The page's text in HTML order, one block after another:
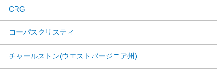
CRG
コーパスクリスティ
チャールストン(ウエストバージニア州)